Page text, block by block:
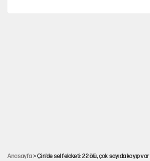
Anasayfa > Çin'de sel felaketi: 22 ölü, çok sayıda kayıp var